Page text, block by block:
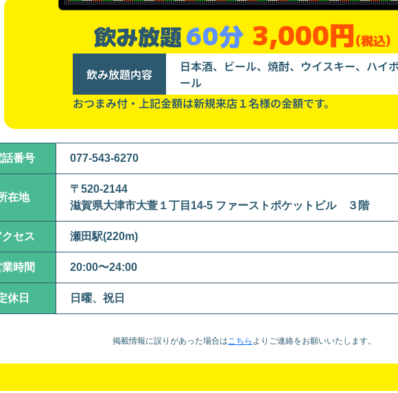
飲み放題60分 3,000円(税込)
飲み放題内容
日本酒、ビール、焼酎、ウイスキー、ハイ
ール
おつまみ付・上記金額は新規来店１名様の金額です。
話番号 077-543-6270
在地
〒520-2144
滋賀県大津市大萱１丁目14-5 ファーストポケットビル ３階
クセス 瀬田駅(220m)
時間 20:00〜24:00
休日 日曜、祝日
掲載情報に誤りがあった場合はこちら より ご連絡をお願いいたします。